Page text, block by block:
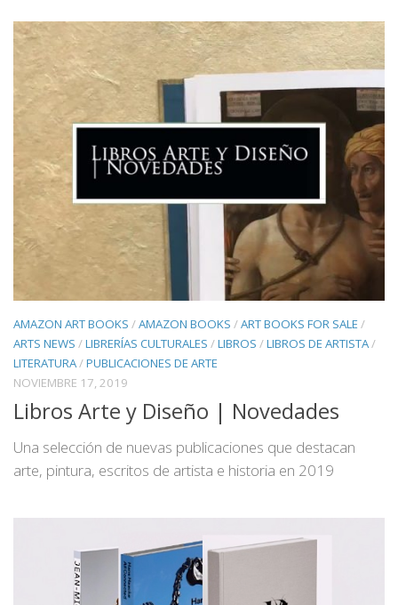
AMAZON ART BOOKS /AMAZON BOOKS /ART BOOKS FOR SALE /
ARTS NEWS /LIBRERÍAS CULTURALES /LIBROS /LIBROS DE ARTISTA/
LITERATURA/PUBLICACIONES DE ARTE
NOVIEMBRE 17, 2019
Libros Arte y Diseño | Novedades
Una selección de nuevas publicaciones que destacan
arte, pintura, escritos de artista e historia en 2019